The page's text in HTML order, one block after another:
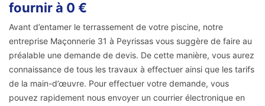
fournir à 0 €
Avant d’entamer le terrassement de votre piscine, notre
entreprise Maçonnerie 31 à Peyrissas vous suggère de faire au
préalable une demande de devis. De cette manière, vous aurez
connaissance de tous les travaux à effectuer ainsi que les tarifs
de la main-d’œuvre. Pour effectuer votre demande, vous
pouvez rapidement nous envoyer un courrier électronique en